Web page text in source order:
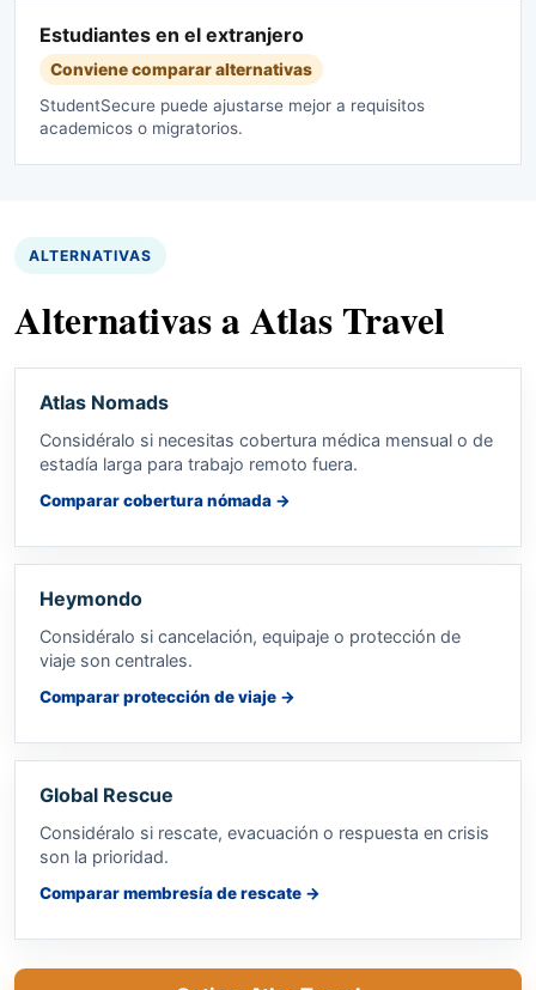
Estudiantes en el extranjero
Conviene comparar alternativas
StudentSecure puede ajustarse mejor a requisitos
academicos o migratorios.
ALTERNATIVAS
Alternativas a Atlas Travel
Atlas Nomads
Considéralo si necesitas cobertura médica mensual o de
estadía larga para trabajo remoto fuera.
Comparar cobertura nómada →
Heymondo
Considéralo si cancelación, equipaje o protección de
viaje son centrales.
Comparar protección de viaje →
Global Rescue
Considéralo si rescate, evacuación o respuesta en crisis
son la prioridad.
Comparar membresía de rescate →